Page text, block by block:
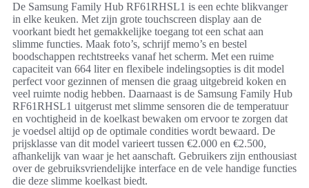
De Samsung Family Hub RF61RHSL1 is een echte blikvanger
in elke keuken. Met zijn grote touchscreen display aan de
voorkant biedt het gemakkelijke toegang tot een schat aan
slimme functies. Maak foto’s, schrijf memo’s en bestel
boodschappen rechtstreeks vanaf het scherm. Met een ruime
capaciteit van 664 liter en flexibele indelingsopties is dit model
perfect voor gezinnen of mensen die graag uitgebreid koken en
veel ruimte nodig hebben. Daarnaast is de Samsung Family Hub
RF61RHSL1 uitgerust met slimme sensoren die de temperatuur
en vochtigheid in de koelkast bewaken om ervoor te zorgen dat
je voedsel altijd op de optimale condities wordt bewaard. De
prijsklasse van dit model varieert tussen €2.000 en €2.500,
afhankelijk van waar je het aanschaft. Gebruikers zijn enthousiast
over de gebruiksvriendelijke interface en de vele handige functies
die deze slimme koelkast biedt.